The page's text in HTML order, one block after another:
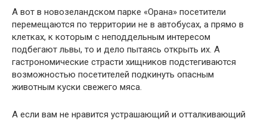
А вот в новозеландском парке «Орана» посетители
перемещаются по территории не в автобусах, а прямо в
клетках, к которым с неподдельным интересом
подбегают львы, то и дело пытаясь открыть их. А
гастрономические страсти хищников подстегиваются
возможностью посетителей подкинуть опасным
животным куски свежего мяса.
А если вам не нравится устрашающий и отталкивающий